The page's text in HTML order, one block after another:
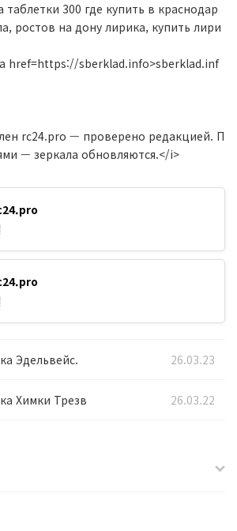
таблетки 300 где купить в краснодар
ростов на дону лирика, купить лири
href=https://sberklad.info>sberklad.inf
rc24.pro — проверено редакцией. П
— зеркала обновляются.</i>
Эдельвейс. 26.03.23
Химки Трезв 26.03.22